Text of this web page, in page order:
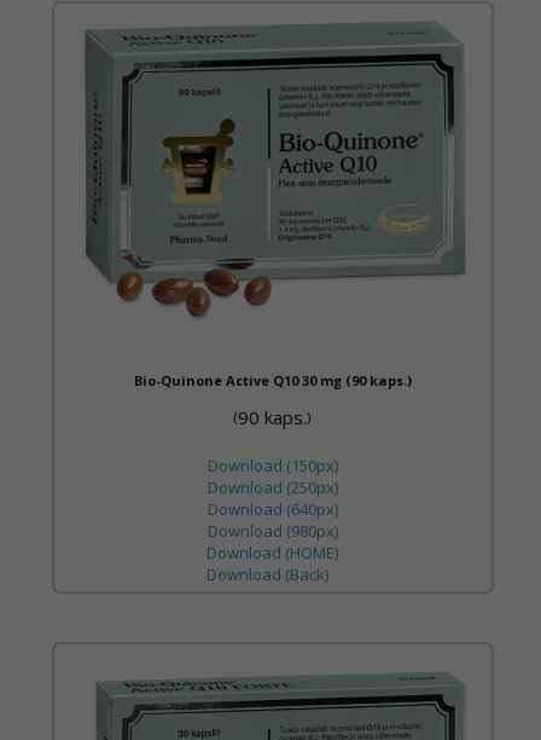
Bio-Quinone Active Q10 30 mg (90 kaps.)
(90 kaps.)
Download (150px)
Download (250px)
Download (640px)
Download (980px)
Download (HOME)
Download (Back)